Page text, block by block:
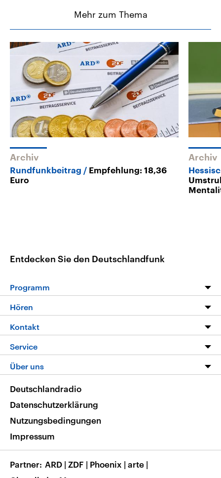
Mehr zum Thema
Archiv
Rundfunkbeitrag
Empfehlung: 18,36
Euro
Archiv
Entdecken Sie den Deutschlandfunk
Programm
Programm
Die Nachrichten
Nachrichtenleicht
Neue Beiträge auf dlf.de
Hören
Livestream
Podcasts
Deutschlandfunk App
Nachrichten App
Frequenzen
Kontakt
Hörerservice
Service
FAQ
Veranstaltungen
Musikliste
RSS
Über uns
Barrierefreiheit
Deutschlandradio
Datenschutzerklärung
Nutzungsbedingungen
Impressum
Partner ARD | ZDF | Phoenix | arte |